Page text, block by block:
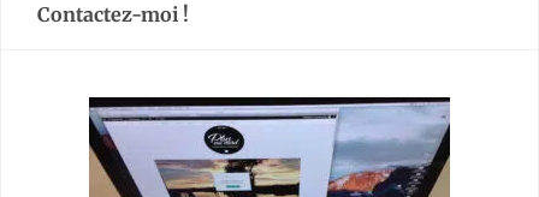
Contactez-moi !